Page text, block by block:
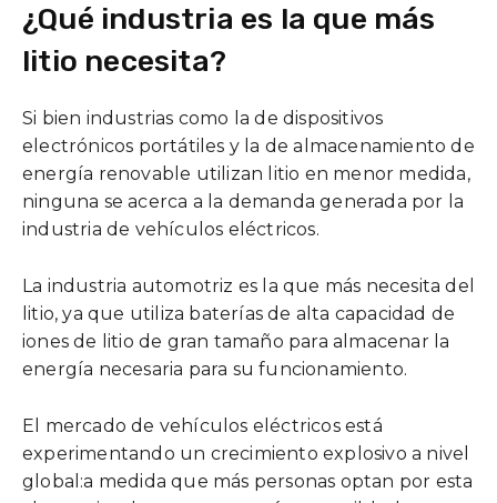
¿Qué industria es la que más
litio necesita?
Si bien industrias como la de dispositivos
electrónicos portátiles y la de almacenamiento de
energía renovable utilizan litio en menor medida,
ninguna se acerca a la demanda generada por la
industria de vehículos eléctricos.
La industria automotriz es la que más necesita del
litio, ya que utiliza baterías de alta capacidad de
iones de litio de gran tamaño para almacenar la
energía necesaria para su funcionamiento.
El mercado de vehículos eléctricos está
experimentando un crecimiento explosivo a nivel
global:a medida que más personas optan por esta